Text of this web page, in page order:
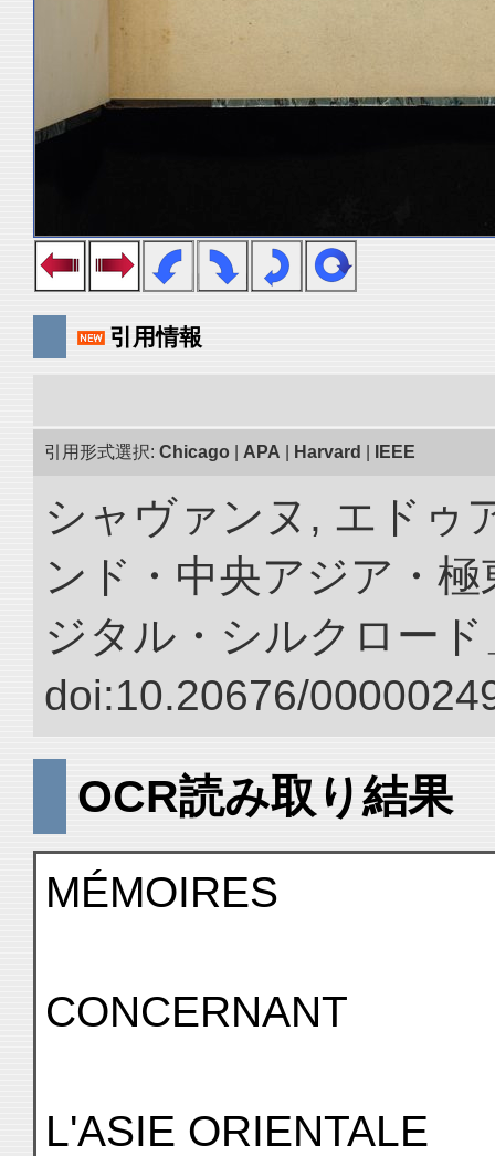
引用情報
引用形式選択: Chicago APA Harvard IEEE
シャヴァンヌ, エドゥ
ンド・中央アジア・
ジタル・シルクロー
doi:10.20676/
OCR読み取り結果
MÉMOIRES
CONCERNANT
L'ASIE ORIENTALE